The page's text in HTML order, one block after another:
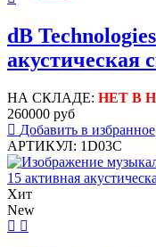
dB
акустическая
НА СКЛАДЕ: НЕТ В
260000 руб
Добавить в избранное
АРТИКУЛ: 1D03C
Хит
New